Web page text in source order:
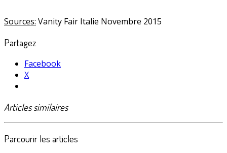
Sources: Vanity Fair Italie Novembre 2015
Partagez
Facebook
X
Articles similaires
Parcourir les articles